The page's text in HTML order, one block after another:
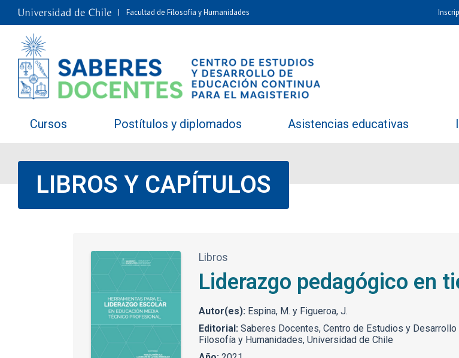
Facultad de Filosofía y Humanidades
Cursos Postítulos y diplomados Asistencias educativas
LIBROS Y CAPÍTULOS
Libros
Liderazgo pedagógico en
Autor(es): Espina, M. y Figueroa, J.
Editorial: Saberes Docentes, Centro de Estudios y
Filosofía y Humanidades, Universidad de Chile